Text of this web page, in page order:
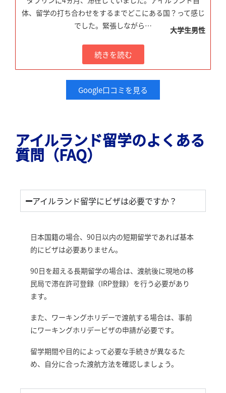
体、留学の打ち合わせをするまでどこにある国？って感じ
でした。緊張しながら…
大学生男性
続きを読む
Google口コミを見る
アイルランド留学のよくある
質問（FAQ）
アイルランド留学にビザは必要ですか？
日本国籍の場合、90日以内の短期留学であれば基本
的にビザは必要ありません。
90日を超える長期留学の場合は、渡航後に現地の移
民局で滞在許可登録（IRP登録）を行う必要があり
ます。
また、ワーキングホリデーで渡航する場合は、事前
にワーキングホリデービザの申請が必要です。
留学期間や目的によって必要な手続きが異なるた
め、自分に合った渡航方法を確認しましょう。